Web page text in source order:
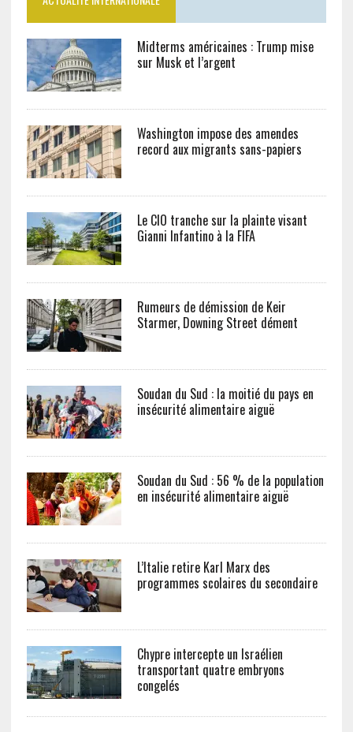
Midterms américaines : Trump mise
sur Musk et l’argent
Washington impose des amendes
record aux migrants sans-papiers
Le CIO tranche sur la plainte visant
Gianni Infantino à la FIFA
Rumeurs de démission de Keir
Starmer, Downing Street dément
Soudan du Sud : la moitié du pays en
insécurité alimentaire aiguë
Soudan du Sud : 56 % de la population
en insécurité alimentaire aiguë
L’Italie retire Karl Marx des
programmes scolaires du secondaire
Chypre intercepte un Israélien
transportant quatre embryons
congelés